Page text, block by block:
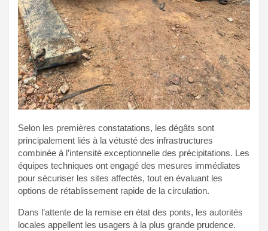
Selon les premières constatations, les dégâts sont
principalement liés à la vétusté des infrastructures
combinée à l’intensité exceptionnelle des précipitations. Les
équipes techniques ont engagé des mesures immédiates
pour sécuriser les sites affectés, tout en évaluant les
options de rétablissement rapide de la circulation.
Dans l’attente de la remise en état des ponts, les autorités
locales appellent les usagers à la plus grande prudence.